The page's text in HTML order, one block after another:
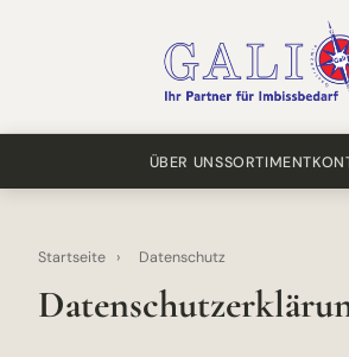
ÜBER UNSSORTIMENT
Startseite › Datenschutz